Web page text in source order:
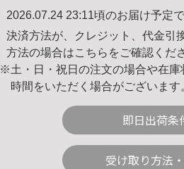
2026.07.24 23:11頃のお届け予定で
決済方法が、クレジット、代金引
方法の場合はこちら をご確認くだ
※土・日・祝日の注文の場合や在
時間をいただく場合がございます
即日出荷条
受け取り方法